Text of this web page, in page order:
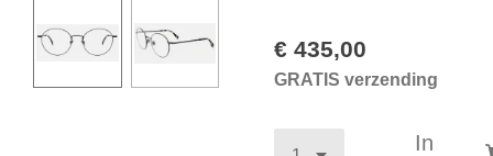
€ 435,00
GRATIS verzending
In